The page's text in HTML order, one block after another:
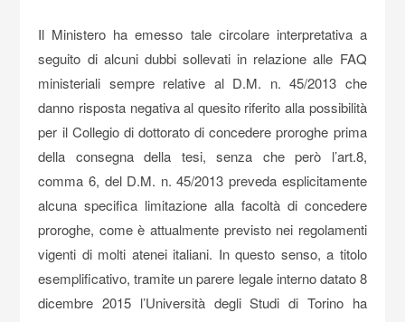
Il Ministero ha emesso tale circolare interpretativa a
seguito di alcuni dubbi sollevati in relazione alle FAQ
ministeriali sempre relative al D.M. n. 45/2013 che
danno risposta negativa al quesito riferito alla possibilità
per il Collegio di dottorato di concedere proroghe prima
della consegna della tesi, senza che però l’art.8,
comma 6, del D.M. n. 45/2013 preveda esplicitamente
alcuna specifica limitazione alla facoltà di concedere
proroghe, come è attualmente previsto nei regolamenti
vigenti di molti atenei italiani. In questo senso, a titolo
esemplificativo, tramite un parere legale interno datato 8
dicembre 2015 l’Università degli Studi di Torino ha